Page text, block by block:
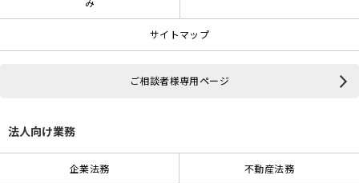
み
サイトマップ
ご相談者様専用ページ
法人向け業務
企業法務 不動産法務